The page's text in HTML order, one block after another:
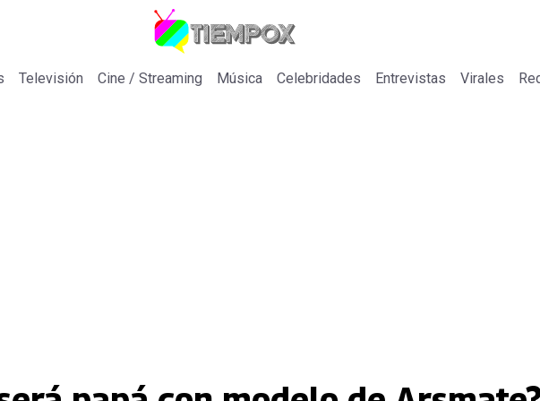
Televisión Cine / Streaming Música Celebridades Entrevistas Virales